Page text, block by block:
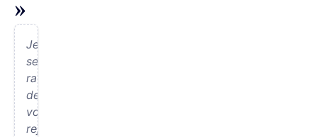
»
Je
serais
ravie
de
vous
rejoindre